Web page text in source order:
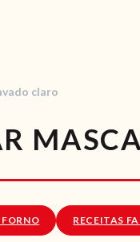
claro
FORNO RECEITAS